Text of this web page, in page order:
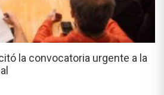
la convocatoria urgente a la